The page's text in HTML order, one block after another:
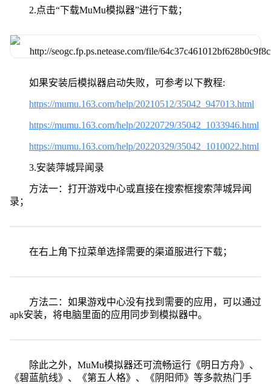
2.点击“下载MuMu模拟器”进行下载；
如果安装后模拟器启动失败，可参考以下教程:
https://mumu.163.com/help/20210512/35042_947013.html
https://mumu.163.com/help/20220729/35042_1033946.html
https://mumu.163.com/help/20220329/35042_1010022.html
3.安装萍城异闻录
方法一：打开游戏中心或直接在搜索框搜索萍城异闻
录；
在右上角下拉菜单选择需要的渠道服进行下载；
方法二：如果游戏中心没有找到需要的应用，可以通过
apk安装，将电脑里面的应用同步到模拟器中。
除此之外，MuMu模拟器还可流畅运行《明日方舟》、
《碧蓝航线》、《第五人格》、《阴阳师》等多款热门手